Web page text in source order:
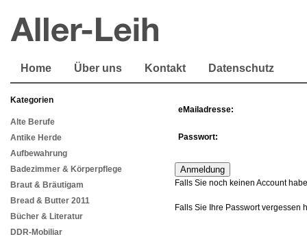
Home Über uns Kontakt Datenschutz
Kategorien
Alte Berufe
Antike Herde
Aufbewahrung
Badezimmer & Körperpflege
Braut & Bräutigam
Bread & Butter 2011
Bücher & Literatur
DDR-Mobiliar
eMailadresse:
Passwort:
Falls Sie noch keinen Account
Falls Sie Ihre Passwort vergessen